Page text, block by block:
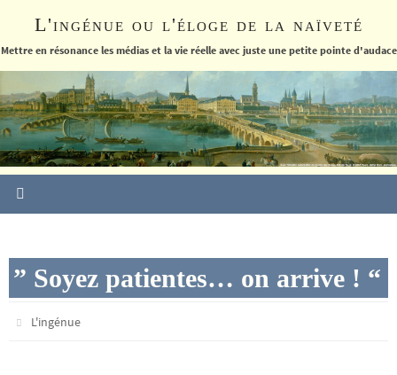
le
L'ingénue ou l'éloge de la naïveté
Mettre en résonance les médias et la vie réelle avec juste une petite pointe d'audace
” Soyez patientes… on arrive ! “
L'ingénue